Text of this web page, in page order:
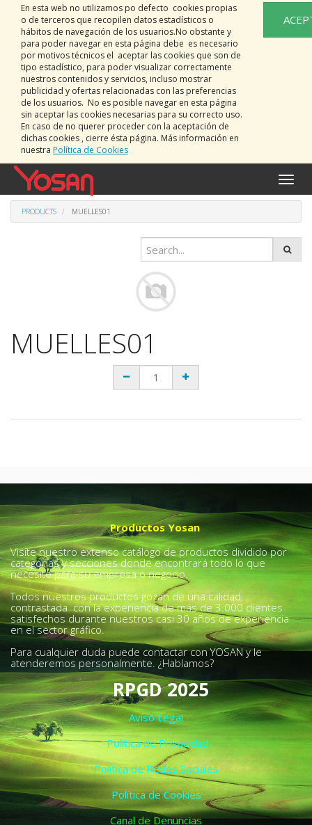
En esta web no utilizamos po defecto cookies propias
o de terceros que recopilen datos estadísticos o
hábitos de navegación de los usuarios.No obstante y
para poder navegar en esta página debe es necesario
por motivos técnicos el aceptar las cookies que son de
tipo estadístico, para poder visualizar correctamente
nuestros contenidos y servicios, incluso mostrar
publicidad y ofertas relacionadas con las preferencias
de los usuarios. No es posible navegar en esta página
sin aceptar las cookies necesarias para su correcto uso.
En caso de no querer proceder con la aceptación de
dichas cookies , cierre ésta página. Más información en
nuestra Política de Cookies
Toggle
PRODUCTS MUELLES01
MUELLES01
Productos Yosan
Visite nuestro extenso catálogo de productos dividido por
categorías y secciones donde encontrará todo lo que
necesite para su empresa o negocio.
Todos nuestros productos gozan de una calidad
contrastada con la experiencia de más de 3.000 clientes
satisfechos durante nuestros casi 30 años de experiencia
en el sector gráfico.
Para cualquier duda puede contactar con YOSAN y le
atenderemos personalmente. ¿Hablamos?
RPGD 2025
Aviso Legal
Política de Privacidad
Política de Redes Sociales
Política de Cookies
Canal de Denuncias